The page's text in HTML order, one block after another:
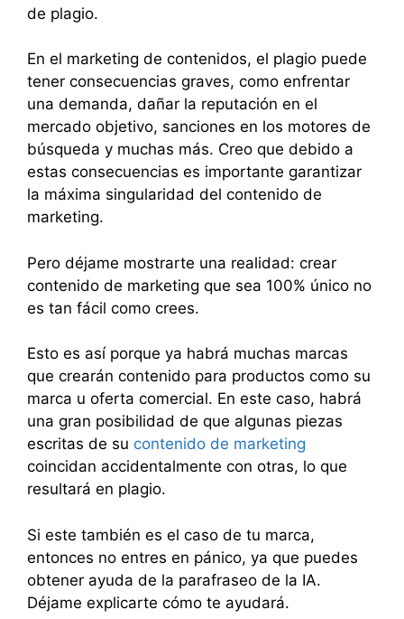
de plagio.
En el marketing de contenidos, el plagio puede
tener consecuencias graves, como enfrentar
una demanda, dañar la reputación en el
mercado objetivo, sanciones en los motores de
búsqueda y muchas más. Creo que debido a
estas consecuencias es importante garantizar
la máxima singularidad del contenido de
marketing.
Pero déjame mostrarte una realidad: crear
contenido de marketing que sea 100% único no
es tan fácil como crees.
Esto es así porque ya habrá muchas marcas
que crearán contenido para productos como su
marca u oferta comercial. En este caso, habrá
una gran posibilidad de que algunas piezas
escritas de su contenido de marketing
coincidan accidentalmente con otras, lo que
resultará en plagio.
Si este también es el caso de tu marca,
entonces no entres en pánico, ya que puedes
obtener ayuda de la parafraseo de la IA.
Déjame explicarte cómo te ayudará.